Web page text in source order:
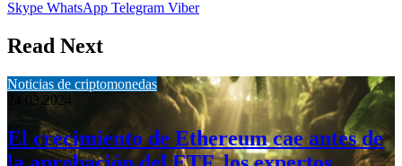
Skype WhatsApp Telegram Viber
Read Next
Noticias de criptomonedas
24.03.2024
El crecimiento de Ethereum cae antes de